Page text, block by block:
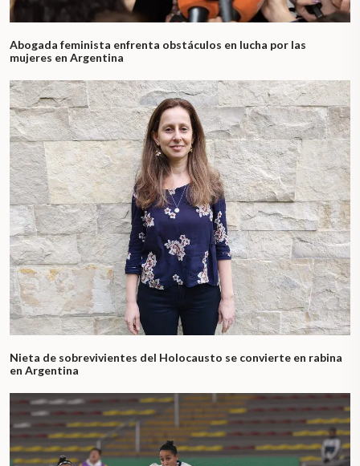
Abogada feminista enfrenta obstáculos en lucha por las
mujeres en Argentina
Nieta de sobrevivientes del Holocausto se convierte en rabina
en Argentina